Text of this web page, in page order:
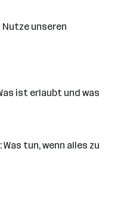
unseren
ist erlaubt und was
tun, wenn alles zu